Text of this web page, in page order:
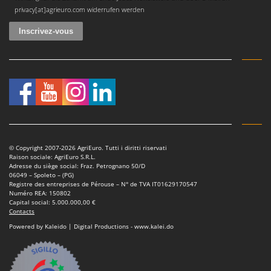
Oriental Koshin
Outdoorchef
P
Palazzetti
Palumbo Pavi
Partisani
Pramac
Prismafood
R
R.G.V.
Rato
Reber
Redback
privacy[at]agrieuro.com widerrufen werden
© Copyright 2007-2026 AgriEuro. Tutti i diritti riservati
Raison sociale: AgriEuro S.R.L.
Adresse du siège social: Fraz. Petrognano 50/D
06049 – Spoleto – (PG)
Registre des entreprises de Pérouse – N° de TVA IT01629170547
Numéro REA: 150802
Capital social: 5.000.000,00 €
Contacts
Powered by Kaleido | Digital Productions - www.kalei.do